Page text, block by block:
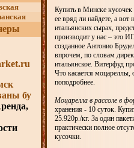
бу
Купить в Минске
ее вряд ли найдете, а
итальянских сырах,
производит у нас – это
созданное Антонио
впрочем, по словам
итальянское. Витерфуд
Что касается моцареллы,
поподробнее.
Моцарелла в рассоле в
хранения - 10 суток.
25.920р./кг. За один
практически полное
кусочки.